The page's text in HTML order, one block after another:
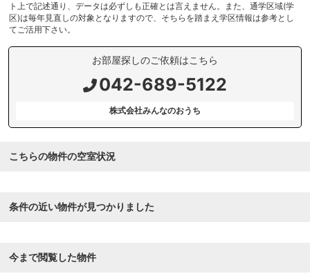
ト上で記述通り、データは必ずしも正確とは言えません。また、通学区域(学
区)は毎年見直しの対象となりますので、そちらを踏まえ学区情報は参考とし
てご活用下さい。
お部屋探しのご依頼はこちら
042-689-5122
株式会社みんなのおうち
こちらの物件の空室状況
条件の近い物件が見つかりました
今まで閲覧した物件